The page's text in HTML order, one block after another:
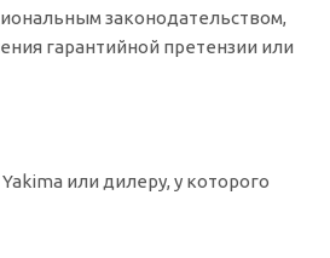
законодательством,
гарантийной претензии или
или дилеру, у которого